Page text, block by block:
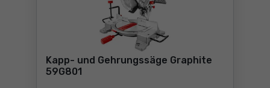
Kapp- und Gehrungssäge Graphite
59G801